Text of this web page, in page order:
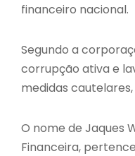
financeiro nacional.
Segundo a
corrupção ativa e
medidas
O nome de Jaques
Financeira,